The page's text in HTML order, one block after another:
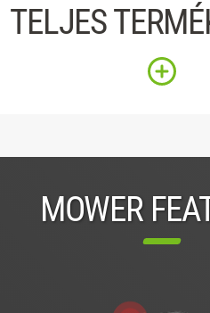
TELJES
MOWER